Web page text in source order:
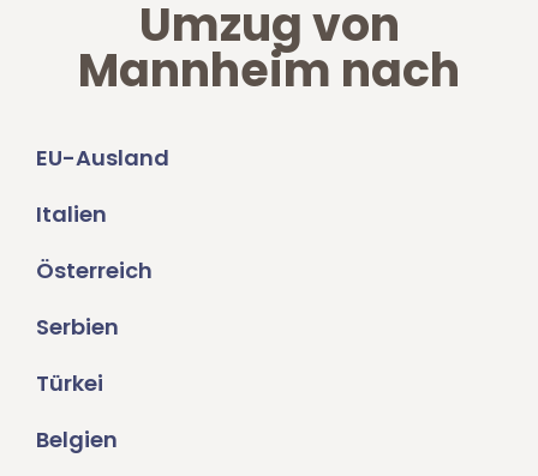
Umzug von
Mannheim nach
EU-Ausland
Italien
Österreich
Serbien
Türkei
Belgien